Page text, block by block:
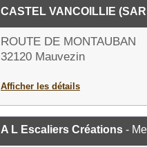
CASTEL VANCOILLIE
ROUTE DE MONTAUBAN
32120 Mauvezin
Afficher les détails
A L Escaliers Créations -